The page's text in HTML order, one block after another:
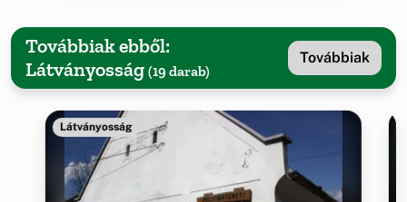
Továbbiak ebből:
Látványosság (19 darab)
Továbbiak
Látványosság